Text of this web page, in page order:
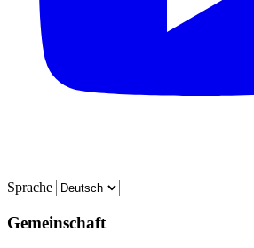
Sprache
Gemeinschaft